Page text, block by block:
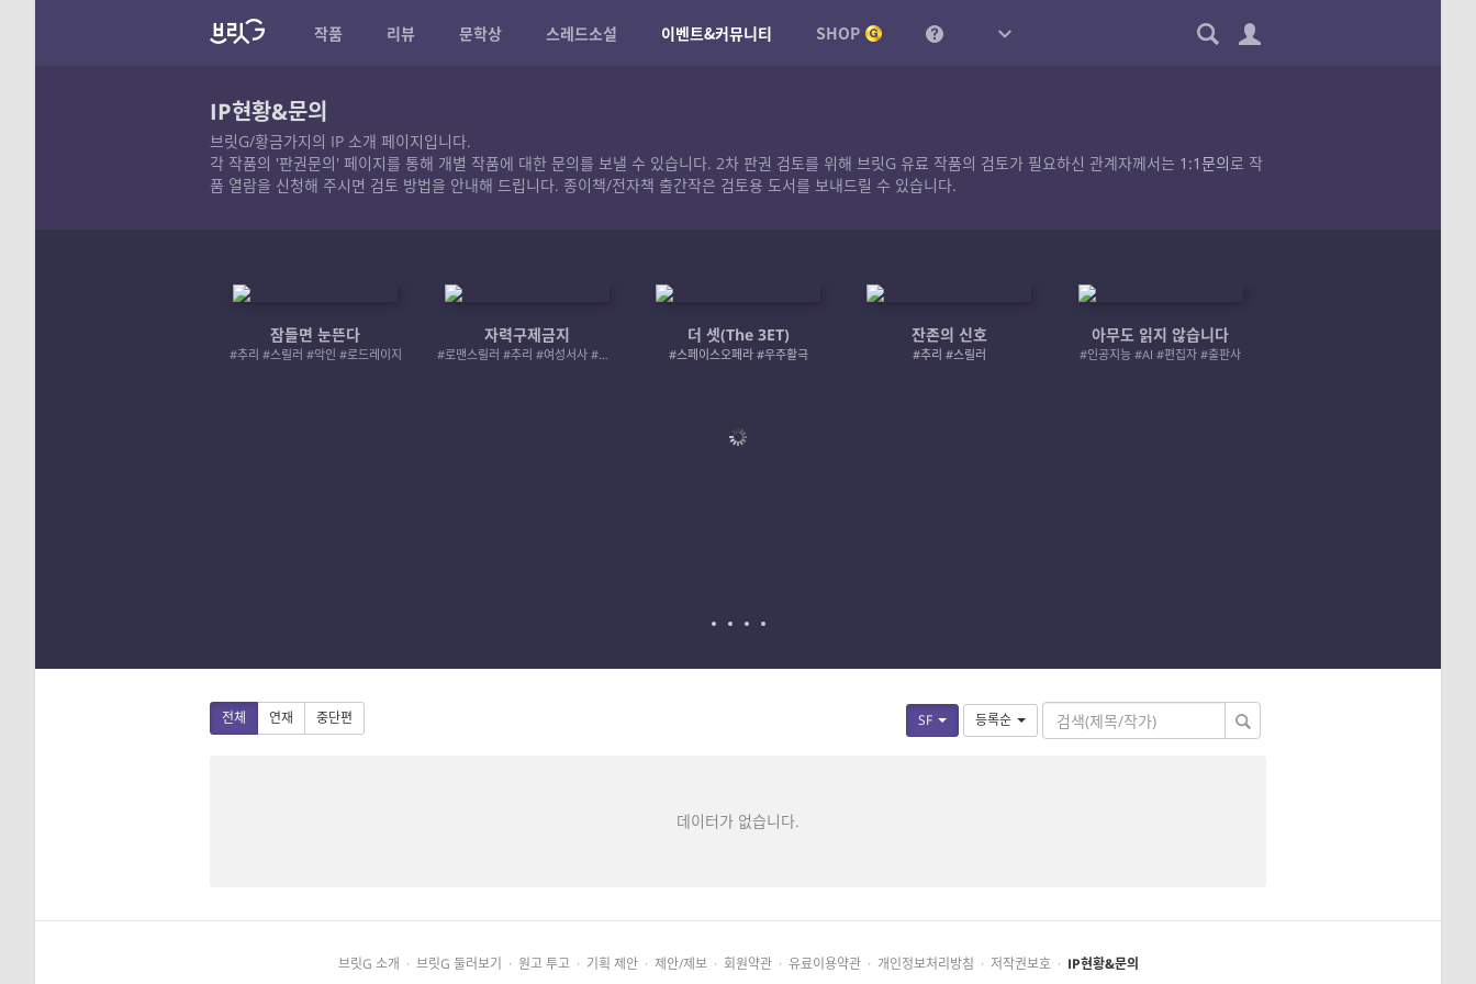
작품 리뷰 문학상 스레드소설 이벤트&커뮤니티 SHOP
IP현황&문의
브릿G/황금가지의 IP 소개 페이지입니다.
각 작품의 '판권문의' 페이지를 통해 개별 작품에 대한 문의를 보낼 수 있습니다. 2차 판권 검토를 위해 브릿G 유료 작품의 검토가 필요하신 관계자께서는 1:1문의로 작
품 열람을 신청해 주시면 검토 방법을 안내해 드립니다. 종이책/전자책 출간작은 검토용 도서를 보내드릴 수 있습니다.
잠들면 눈뜬다
#추리 #스릴러 #악인 #로드레이지
자력구제금지
#로맨스릴러 #추리 #여성서사 #사적제재
더 셋(The 3ET)
#스페이스오페라 #우주활극
잔존의 신호
#추리 #스릴러
아무도 읽지 않습니다
#인공지능 #AI #편집자 #출판사
SF 등록순
전체 연재 중단편
데이터가 없습니다.
브릿G 소개 · 브릿G 둘러보기 · 원고 투고 · 기획 제안 · 제안/제보 · 회원약관 · 유료이용약관 · 개인정보처리방침 · 저작권보호 · IP현황&문의